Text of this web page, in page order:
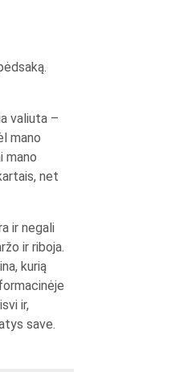
valiuta –
mano
mano
net
ir negali
ir riboja.
kurią
ir,
save.